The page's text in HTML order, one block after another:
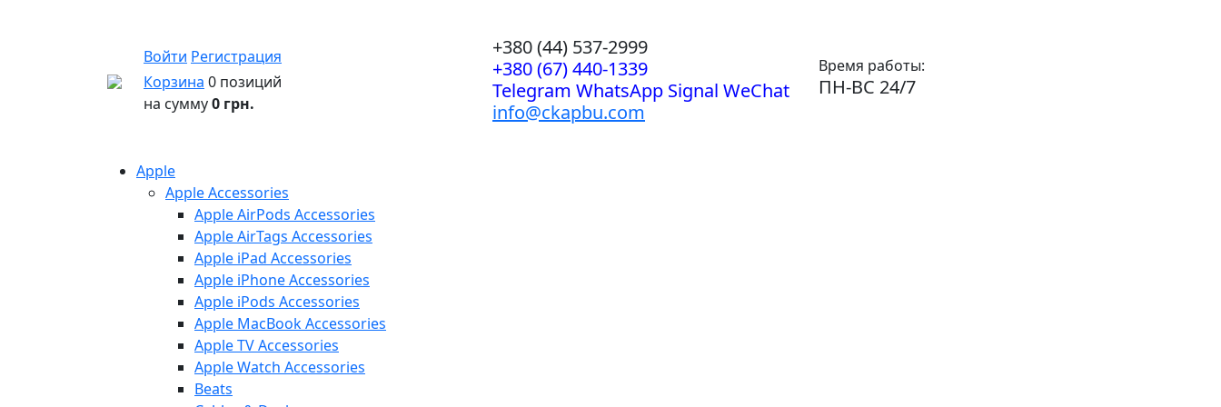
Войти Регистрация
Корзина 0 позиций
на сумму0 грн.
+380 (44) 537-2999
+380 (67) 440-1339
Telegram WhatsApp Signal WeChat
info@ckapbu.com
Время работы:
ПН-ВС 24/7
Apple
Apple Accessories
Apple AirPods Accessories
Apple AirTags Accessories
Apple iPad Accessories
Apple iPhone Accessories
Apple iPods Accessories
Apple MacBook Accessories
Apple TV Accessories
Apple Watch Accessories
Beats